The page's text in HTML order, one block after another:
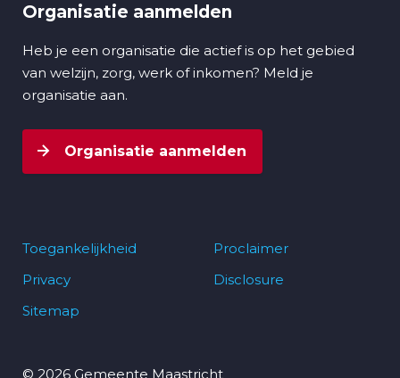
Organisatie aanmelden
Heb je een organisatie die actief is op het gebied
van welzijn, zorg, werk of inkomen? Meld je
organisatie aan.
Organisatie aanmelden
Footer
navigatie
Toegankelijkheid
Privacy
Sitemap
Proclaimer
Disclosure
© 2026 Gemeente Maastricht